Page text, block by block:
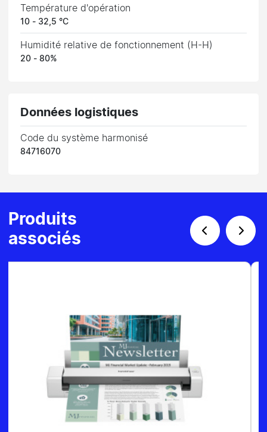
Température d'opération
10 - 32,5 °C
Humidité relative de fonctionnement (H-H)
20 - 80%
Données logistiques
Code du système harmonisé
84716070
Produits
associés